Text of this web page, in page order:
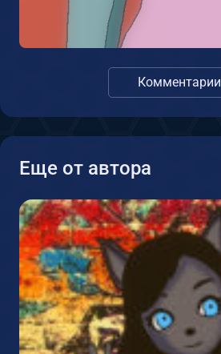
Комментарии
Еще от автора